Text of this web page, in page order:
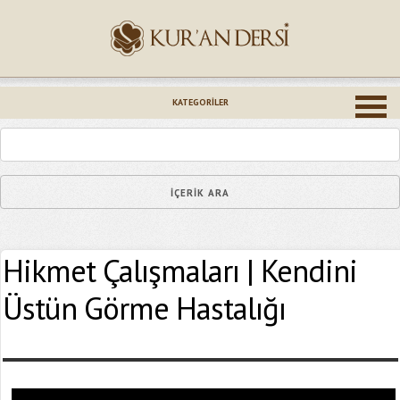
KATEGORILER
Hikmet Çalışmaları | Kendini
Üstün Görme Hastalığı
Epostanız (*)
Yaşadığınız Hatanın Ayrıntıları